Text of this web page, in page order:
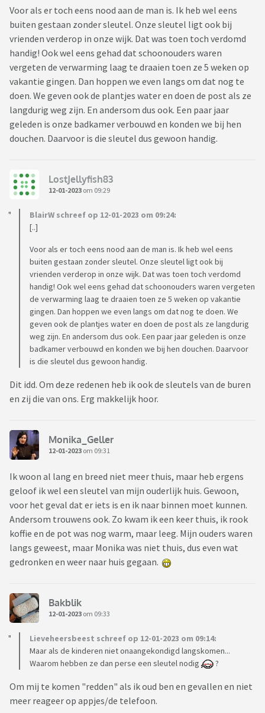
Voor als er toch eens nood aan de man is. Ik heb wel eens
buiten gestaan zonder sleutel. Onze sleutel ligt ook bij
vrienden verderop in onze wijk. Dat was toen toch verdomd
handig! Ook wel eens gehad dat schoonouders waren
vergeten de verwarming laag te draaien toen ze 5 weken op
vakantie gingen. Dan hoppen we even langs om dat nog te
doen. We geven ook de plantjes water en doen de post als ze
langdurig weg zijn. En andersom dus ook. Een paar jaar
geleden is onze badkamer verbouwd en konden we bij hen
douchen. Daarvoor is die sleutel dus gewoon handig.
LostJellyfish83
12-01-2023 om 09:29
BlairW schreef op 12-01-2023 om 09:24:
[..]
Voor als er toch eens nood aan de man is. Ik heb wel eens
buiten gestaan zonder sleutel. Onze sleutel ligt ook bij
vrienden verderop in onze wijk. Dat was toen toch verdomd
handig! Ook wel eens gehad dat schoonouders waren vergeten
de verwarming laag te draaien toen ze 5 weken op vakantie
gingen. Dan hoppen we even langs om dat nog te doen. We
geven ook de plantjes water en doen de post als ze langdurig
weg zijn. En andersom dus ook. Een paar jaar geleden is onze
badkamer verbouwd en konden we bij hen douchen. Daarvoor
is die sleutel dus gewoon handig.
Dit idd. Om deze redenen heb ik ook de sleutels van de buren
en zij die van ons. Erg makkelijk hoor.
Monika_Geller
12-01-2023 om 09:31
Ik woon al lang en breed niet meer thuis, maar heb ergens
geloof ik wel een sleutel van mijn ouderlijk huis. Gewoon,
voor het geval dat er iets is en ik naar binnen moet kunnen.
Andersom trouwens ook. Zo kwam ik een keer thuis, ik rook
koffie en de pot was nog warm, maar leeg. Mijn ouders waren
langs geweest, maar Monika was niet thuis, dus even wat
gedronken en weer naar huis gegaan.
Bakblik
12-01-2023 om 09:33
Lieveheersbeest schreef op 12-01-2023 om 09:14:
Maar als de kinderen niet onaangekondigd langskomen...
Waarom hebben ze dan perse een sleutel nodig
?
Om mij te komen "redden" als ik oud ben en gevallen en niet
meer reageer op appjes/de telefoon.